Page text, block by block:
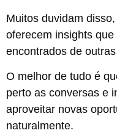
Muitos duvidam
oferecem insights
encontrados de
O melhor de tudo é
perto as conversas e
aproveitar novas
naturalmente.